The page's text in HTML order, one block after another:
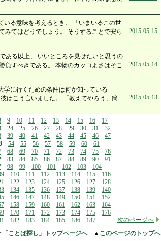
いる意味を考えるとき、 「いまいるこの世
みてはどうでしょう。 そうすることで安ら
2015-05-15
ある以上、 いいところを見せたいと思うの
負すべきである。 本物のカッコよさはそこ
2015-05-14
学に行くための条件は何か知っている
はこう言いました。 「教えてやろう、簡
2015-05-13
9 10 11 12 13 14 15 16
17
24 25 26 27 28 29 30 31
32
39 40 41 42 43 44 45 46
47
54 55 56 57 58 59 60
61
68 69 70 71 72 73 74 75
76
83 84 85 86 87 88 89 90
91
98 99 100 101 102 103
104
110 111 112 113 114 115
116
122 123 124 125 126 127
128
134 135 136 137 138 139
140
146 147 148 149 150 151
152
158 159 160 161 162 163
164
170 171 172 173 174 175
176
182 183 184 185 186 187 次のページへ
「ことば探し」トップページへ▲ このページのトップへ